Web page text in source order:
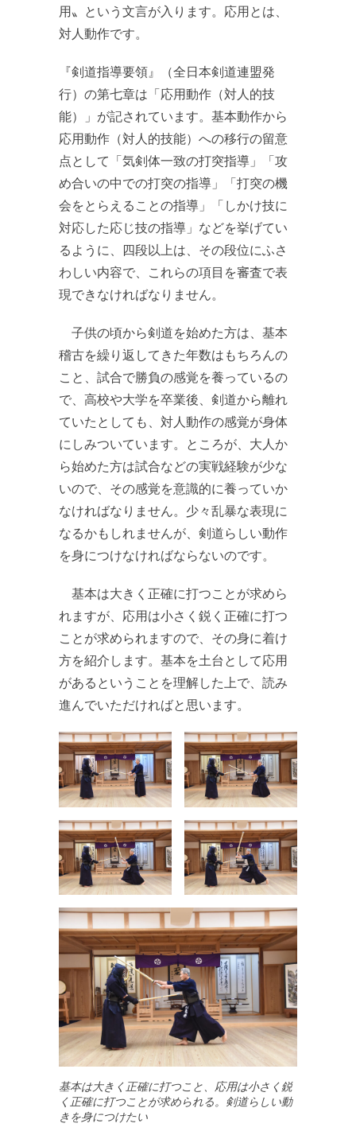
用〟という文言が入ります。応用とは、
対人動作です。
『剣道指導要領』（全日本剣道連盟発
行）の第七章は「応用動作（対人的技
能）」が記されています。基本動作から
応用動作（対人的技能）への移行の留意
点として「気剣体一致の打突指導」「攻
め合いの中での打突の指導」「打突の機
会をとらえることの指導」「しかけ技に
対応した応じ技の指導」などを挙げてい
るように、四段以上は、その段位にふさ
わしい内容で、これらの項目を審査で表
現できなければなりません。
子供の頃から剣道を始めた方は、基本
稽古を繰り返してきた年数はもちろんの
こと、試合で勝負の感覚を養っているの
で、高校や大学を卒業後、剣道から離れ
ていたとしても、対人動作の感覚が身体
にしみついています。ところが、大人か
ら始めた方は試合などの実戦経験が少な
いので、その感覚を意識的に養っていか
なければなりません。少々乱暴な表現に
なるかもしれませんが、剣道らしい動作
を身につけなければならないのです。
基本は大きく正確に打つことが求めら
れますが、応用は小さく鋭く正確に打つ
ことが求められますので、その身に着け
方を紹介します。基本を土台として応用
があるということを理解した上で、読み
進んでいただければと思います。
基本は大きく正確に打つこと、応用は小さく鋭
く正確に打つことが求められる。剣道らしい動
きを身につけたい